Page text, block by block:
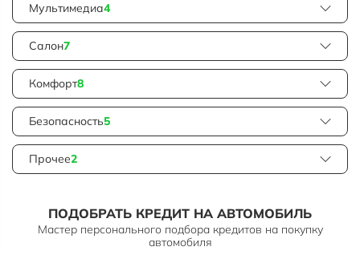
Мультимедиа4
Салон7
Комфорт8
Безопасность5
Прочее2
ПОДОБРАТЬ КРЕДИТ НА АВТОМОБИЛЬ
Мастер персонального подбора кредитов на покупку
автомобиля